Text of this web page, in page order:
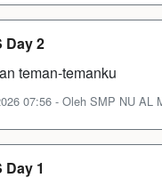
Day 2
teman-temanku
07:56 - Oleh SMP NU AL
Day 1